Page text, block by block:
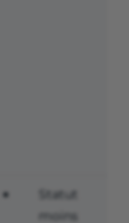
Statut
moins